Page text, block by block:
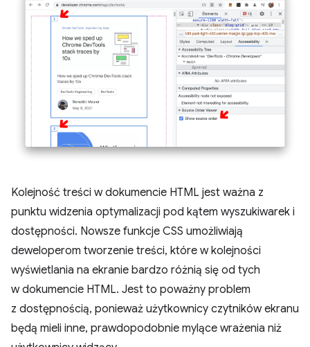
Kolejność treści w dokumencie HTML jest ważna z
punktu widzenia optymalizacji pod kątem wyszukiwarek i
dostępności. Nowsze funkcje CSS umożliwiają
deweloperom tworzenie treści, które w kolejności
wyświetlania na ekranie bardzo różnią się od tych
w dokumencie HTML. Jest to poważny problem
z dostępnością, ponieważ użytkownicy czytników ekranu
będą mieli inne, prawdopodobnie mylące wrażenia niż